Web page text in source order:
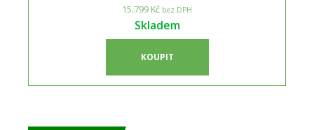
15.799 Kč bez DPH
Skladem
KOUPIT